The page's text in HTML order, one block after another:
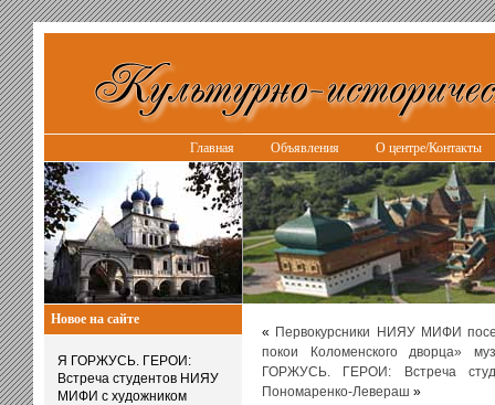
Главная Объявления О центре/Контакты
Новое на сайте
Я ГОРЖУСЬ. ГЕРОИ:
Встреча студентов НИЯУ
МИФИ с художником
« Первокурсники НИЯУ МИФИ
покои Коломенского дворца»
ГОРЖУСЬ. ГЕРОИ: Встреча
Пономаренко-Левераш »